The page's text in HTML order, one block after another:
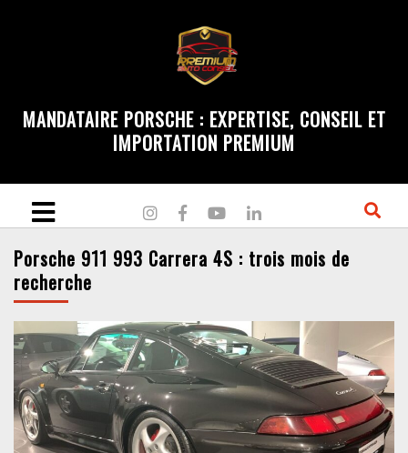
MANDATAIRE PORSCHE : EXPERTISE, CONSEIL ET
IMPORTATION PREMIUM
Porsche 911 993 Carrera 4S : trois mois de
recherche